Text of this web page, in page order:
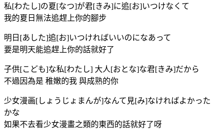
私[わたし]の夏[なつ]が君[きみ]に追[お]いつけなくて
我的夏日無法追趕上你的腳步
明日[あした]追[お]いつければいいのになあって
要是明天能追趕上你的話就好了
子供[こども]な私[わたし] 大人[おとな]な君[きみ]だから
不過因為是 稚嫩的我 與成熟的你
少女漫画[しょうじょまんが]なんて見[み]なければよかった
かな
如果不去看少女漫畫之類的東西的話就好了呀